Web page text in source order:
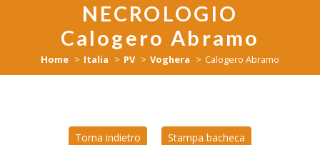
NECROLOGIO
Calogero Abramo
Home Italia PV Voghera Calogero Abramo
Torna indietro Stampa bacheca